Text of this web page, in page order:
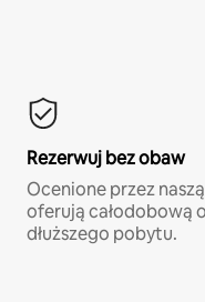
Rezerwuj bez obaw
Ocenione przez
oferują całodobową
dłuższego pobytu.